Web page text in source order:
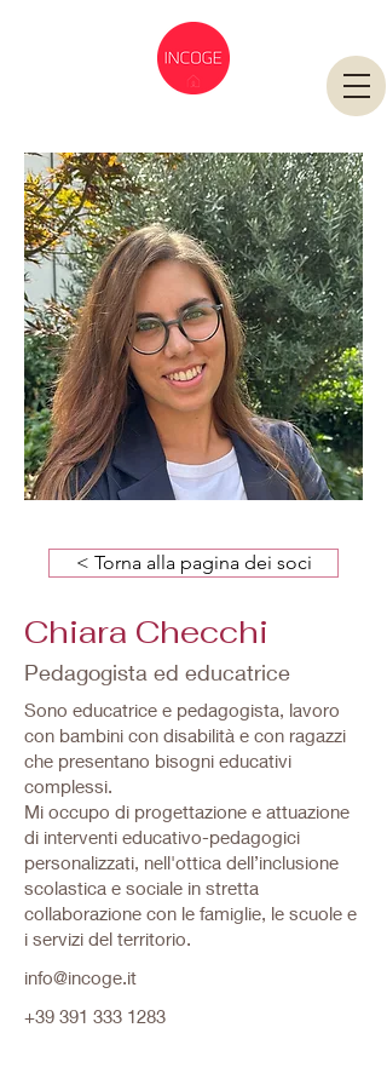
< Torna alla pagina dei soci
Chiara Checchi
Pedagogista ed educatrice
Sono educatrice e pedagogista, lavoro
con bambini con disabilità e con ragazzi
che presentano bisogni educativi
complessi.
Mi occupo di progettazione e attuazione
di interventi educativo-pedagogici
personalizzati, nell'ottica dell’inclusione
scolastica e sociale in stretta
collaborazione con le famiglie, le scuole e
i servizi del territorio.
info@incoge.it
+39 391 333 1283